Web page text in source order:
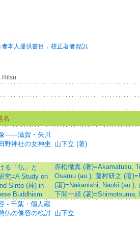
者本人提供書目 ． 校正著者資訊
Ritsu
名
――滋賀・矢川
野神社の女神坐 山下立 (著)
る「仏」と
究=A Study on
Sinto (神) in
Buddhism
赤松徹真 (著)=Akamatusu,
Osamu (au.); 藤村研之 (著
(著)=Nakanishi, Naoki (au.);
下間一頼 (著)=Shimotsuma,
- 千葉・個人蔵
仏の像容の検討 山下立